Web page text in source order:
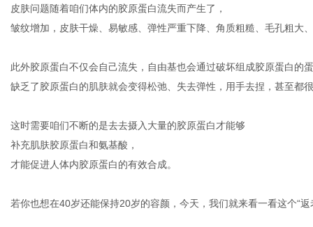
皮肤问题随着咱们体内的胶原蛋白流失而产生了，
皱纹增加，皮肤干燥、易敏感、弹性严重下降、角质粗糙、毛孔粗大
此外胶原蛋白不仅会自己流失，自由基也会通过破坏组成胶原蛋白的
缺乏了胶原蛋白的肌肤就会变得松弛、失去弹性，用手去捏，甚至都
这时需要咱们不断的是去去摄入大量的胶原蛋白才能够
补充肌肤胶原蛋白和氨基酸，
才能促进人体内胶原蛋白的有效合成。
若你也想在40岁还能保持20岁的容颜，今天，我们就来看一看这个“